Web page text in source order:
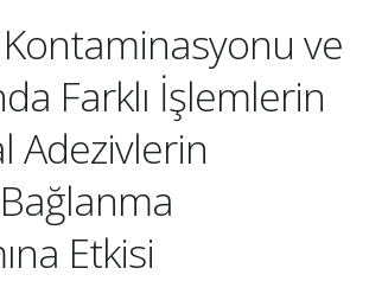
ve
Farklı İşlemlerin
Adezivlerin
Etkisi